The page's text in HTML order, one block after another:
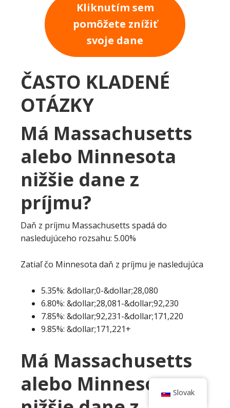
Kliknutím sem
pomôžete znížiť
svoje dane
ČASTO KLADENÉ
OTÁZKY
Má Massachusetts
alebo Minnesota
nižšie dane z
príjmu?
Daň z príjmu Massachusetts spadá do
nasledujúceho rozsahu: 5.00%
Zatiaľ čo Minnesota daň z príjmu je nasledujúca
5.35%: &dollar;0-&dollar;28,080
6.80%: &dollar;28,081-&dollar;92,230
7.85%: &dollar;92,231-&dollar;171,220
9.85%: &dollar;171,221+
Má Massachusetts
alebo MinnesotaSlovak